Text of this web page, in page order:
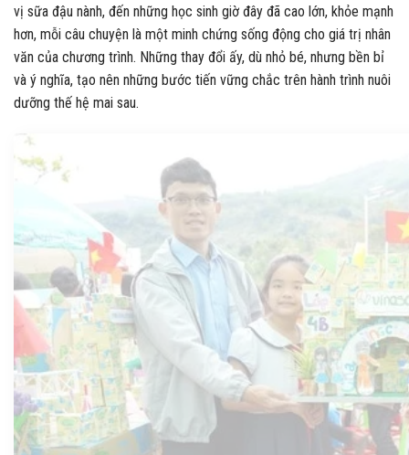
Chăm chút từng mầm cây, các em hiểu hơn về nguồn gốc của
mỗi hộp sữa và ý nghĩa của việc tái sử dụng.Ảnh: Vinasoy
Nhìn lại chặng đường đã qua, từ những em nhỏ lần đầu được nếm
vị sữa đậu nành, đến những học sinh giờ đây đã cao lớn, khỏe mạnh
hơn, mỗi câu chuyện là một minh chứng sống động cho giá trị nhân